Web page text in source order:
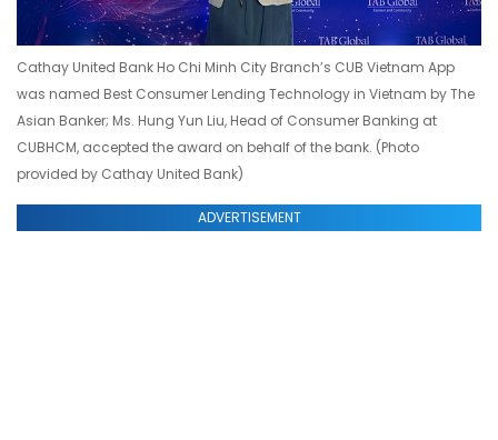
Cathay United Bank Ho Chi Minh City Branch’s CUB Vietnam App
was named Best Consumer Lending Technology in Vietnam by The
Asian Banker; Ms. Hung Yun Liu, Head of Consumer Banking at
CUBHCM, accepted the award on behalf of the bank. (Photo
provided by Cathay United Bank)
ADVERTISEMENT